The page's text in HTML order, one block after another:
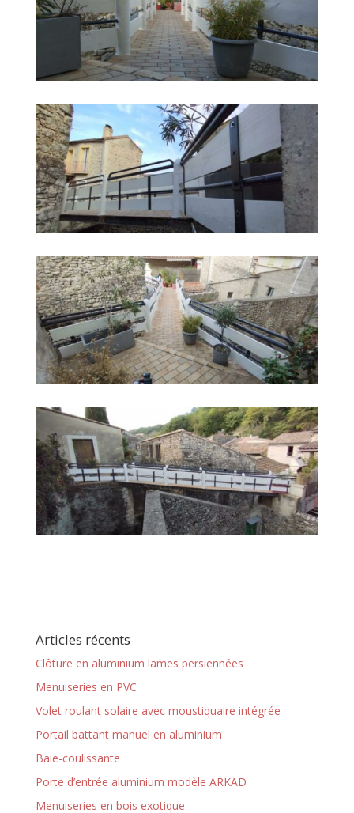
Articles récents
Clôture en aluminium lames persiennées
Menuiseries en PVC
Volet roulant solaire avec moustiquaire intégrée
Portail battant manuel en aluminium
Baie-coulissante
Porte d’entrée aluminium modèle ARKAD
Menuiseries en bois exotique